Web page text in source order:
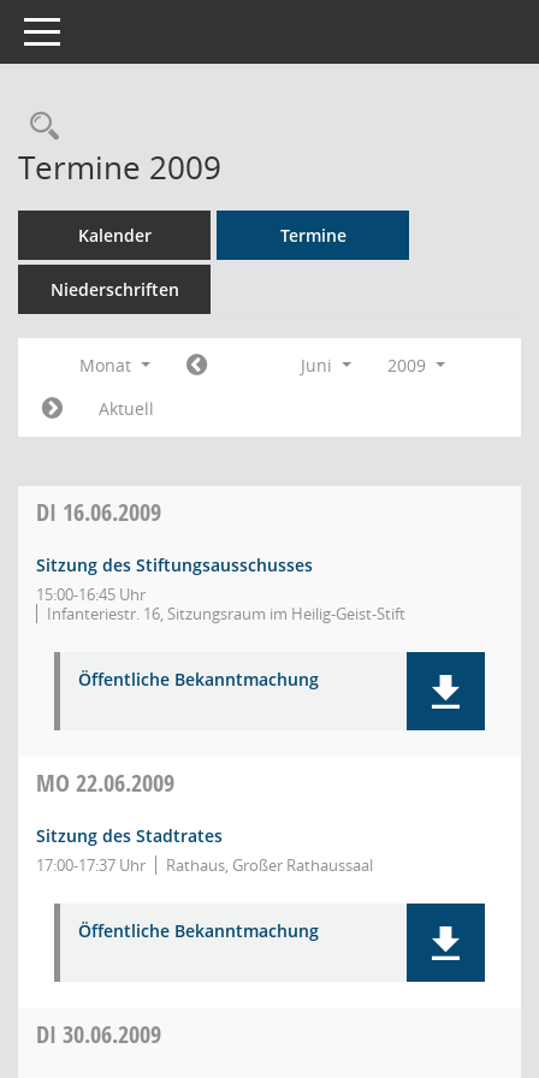
Toggle navigation
Rechercheauswahl
Termine 2009
Kalender Termine
Niederschriften
Monat Juni
2009
Aktuell
DI 16.06.2009
Sitzung des Stiftungsausschusses
15:00-16:45 Uhr
Infanteriestr. 16, Sitzungsraum im Heilig-Geist-Stift
Öffentliche Bekanntmachung
MO 22.06.2009
Sitzung des Stadtrates
17:00-17:37 Uhr Rathaus, Großer Rathaussaal
Öffentliche Bekanntmachung
DI 30.06.2009